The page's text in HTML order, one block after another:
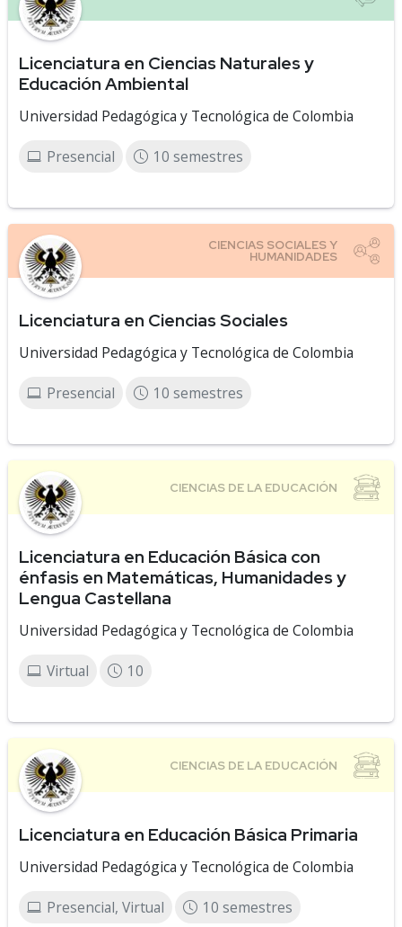
Licenciatura en Ciencias Naturales y
Educación Ambiental
Universidad Pedagógica y Tecnológica de Colombia
Presencial 10 semestres
Licenciatura en Ciencias Sociales
Universidad Pedagógica y Tecnológica de Colombia
Presencial 10 semestres
Licenciatura en Educación Básica con
énfasis en Matemáticas, Humanidades y
Lengua Castellana
Universidad Pedagógica y Tecnológica de Colombia
Virtual 10
Licenciatura en Educación Básica Primaria
Universidad Pedagógica y Tecnológica de Colombia
Presencial, Virtual 10 semestres